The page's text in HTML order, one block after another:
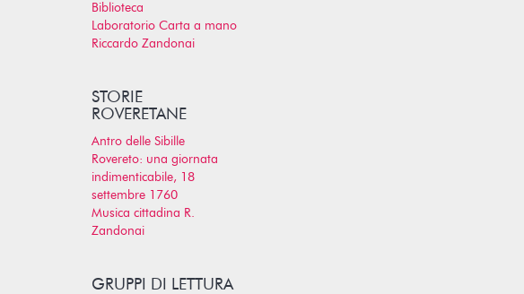
Biblioteca
Laboratorio Carta a mano
Riccardo Zandonai
STORIE
ROVERETANE
Antro delle Sibille
Rovereto: una giornata
indimenticabile, 18
settembre 1760
Musica cittadina R.
Zandonai
GRUPPI DI LETTURA